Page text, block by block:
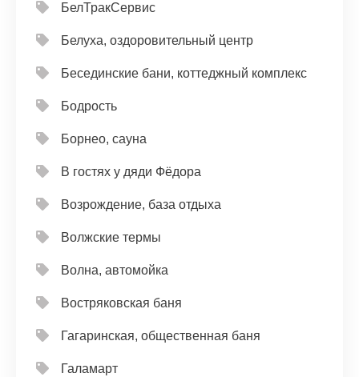
БелТракСервис
Белуха, оздоровительный центр
Бесединские бани, коттеджный комплекс
Бодрость
Борнео, сауна
В гостях у дяди Фёдора
Возрождение, база отдыха
Волжские термы
Волна, автомойка
Востряковская баня
Гагаринская, общественная баня
Галамарт